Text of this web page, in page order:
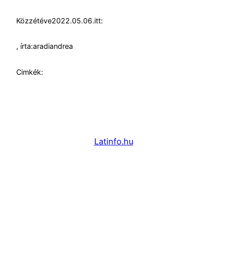
Közzétéve2022.05.06.itt:
, írta:aradiandrea
Cimkék:
Latinfo.hu